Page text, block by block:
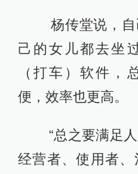
杨传堂说，自
己的女儿都去坐
（打车）软件，
便，效率也更高。
“总之要满足人
经营者、使用者、